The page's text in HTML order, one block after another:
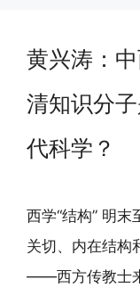
黄兴涛：
清知识分
代科学？
西学“结构” 明
关切、内在结构
——西方传教士